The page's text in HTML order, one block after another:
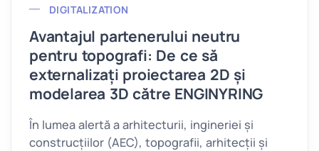
DIGITALIZATION
Avantajul partenerului neutru
pentru topografi: De ce să
externalizați proiectarea 2D și
modelarea 3D către ENGINYRING
În lumea alertă a arhitecturii, ingineriei și
construcțiilor (AEC), topografii, arhitecții și